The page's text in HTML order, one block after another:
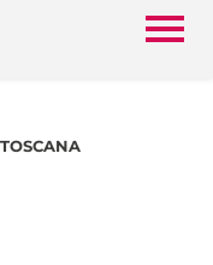
TOSCANA